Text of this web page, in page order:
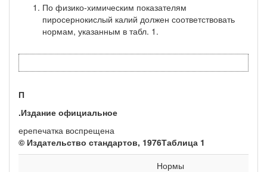
По физико-химическим показателям
пиросернокислый ка­лий должен соответствовать
нормам, указанным в табл. 1.
П
.Издание официальное
ерепечатка воспрещена
© Издательство стандартов, 1976Таблица 1
Нормы